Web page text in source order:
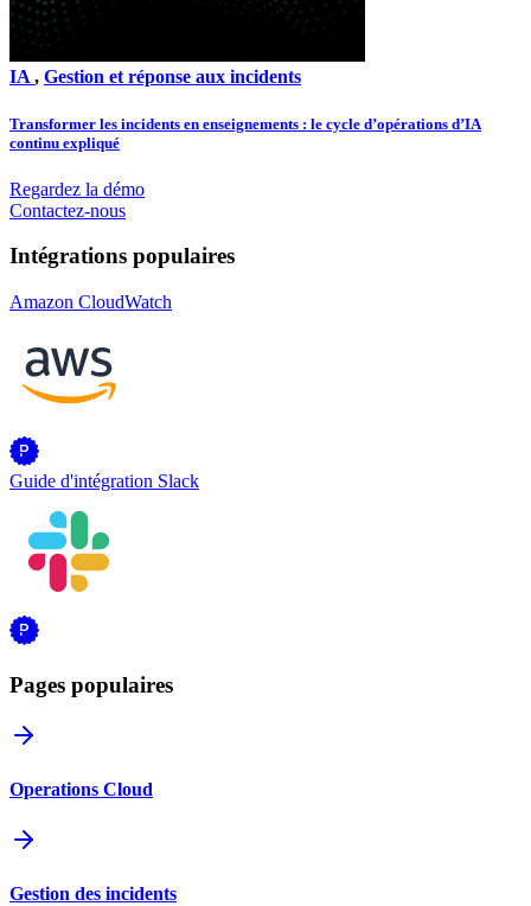
IA , Gestion et réponse aux incidents
Transformer les incidents en enseignements : le cycle d’opérations d’IA
continu expliqué
Regardez la démo
Contactez-nous
Intégrations populaires
Amazon CloudWatch
Guide d'intégration Slack
Pages populaires
Operations Cloud
Gestion des incidents